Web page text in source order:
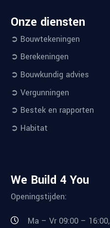
Onze diensten
➲ Bouwtekeningen
➲ Berekeningen
➲ Bouwkundig advies
➲ Vergunningen
➲ Bestek en rapporten
➲ Habitat
We Build 4 You
Openingstijden:
Ma – Vr 09:00 – 16:00,